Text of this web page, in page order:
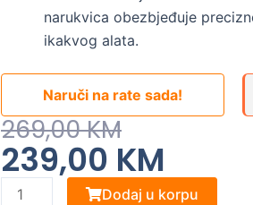
narukvica obezbjeđuje
ikakvog alata.
Naruči na rate sada!
269,00KM
Original
Price
Was:
239,00 KM
Current
Price
Is:
Apple
Dodaj u korpu